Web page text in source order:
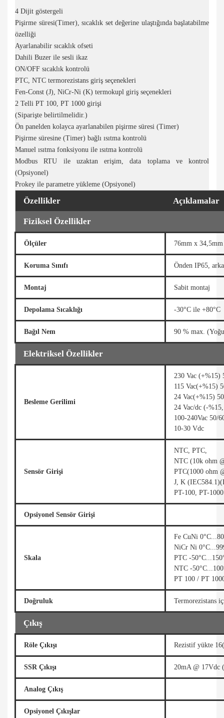
4 Dijit göstergeli
Pişirme süresi(Timer), sıcaklık set değerine ulaştığında başlatabilme
özelliği
Ayarlanabilir sıcaklık ofseti
Dahili Buzer ile sesli ikaz
ON/OFF sıcaklık kontrolü
PTC, NTC termorezistans giriş seçenekleri
Fen-Const (J), NiCr-Ni (K) termokupl giriş seçenekleri
2 Telli PT 100, PT 1000 girişi
(Siparişte belirtilmelidir.)
Ön panelden kolayca ayarlanabilen pişirme süresi (Timer)
Pişirme süresine (Timer) bağlı ısıtma kontrolü
Manuel ısıtma fonksiyonu ile ısıtma kontrolü
Modbus RTU ile uzaktan erişim, data toplama ve kontrol
(Opsiyonel)
Prokey ile parametre yükleme (Opsiyonel)
Özellikler Açıklamalar
Fiziksel Özellikler
Ölçüler 76mm x
Koruma Sınıfı Önden IP65,
Montaj Sabit montaj
Depolama Sıcaklığı -30°C ile +80°C
Bağıl Nem 90 % max.
Elektriksel Özellikler
Besleme Gerilimi
230 Vac (+%15)
115 Vac(+%15)
24 Vac(+%15)
24 Vac/dc (-
100-240Vac 50/
10-30 Vdc
Sensör Girişi
NTC, PTC,
NTC (10k ohm
PTC(1000 ohm
J, K
PT-100, PT-
Opsiyonel Sensör Girişi
Skala
Fe CuNi
NiCr Ni
PTC -
NTC -
PT 100 / PT
Doğruluk Termorezistans
Çıkış
Röle Çıkışı Rezistif yükte
SSR Çıkışı 20mA @ 17Vdc
Analog Çıkış
Opsiyonel Çıkışlar